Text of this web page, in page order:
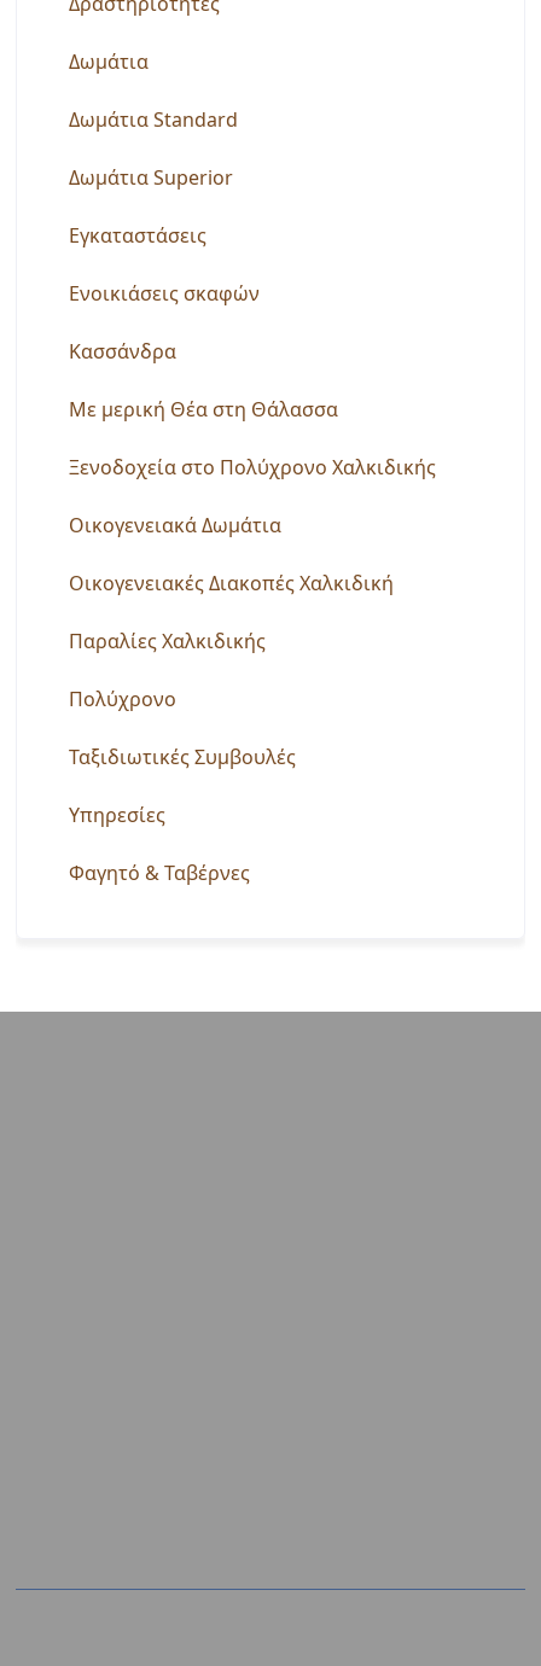
Δωμάτια
Δωμάτια Standard
Δωμάτια Superior
Εγκαταστάσεις
Ενοικιάσεις σκαφών
Κασσάνδρα
Με μερική Θέα στη Θάλασσα
Ξενοδοχεία στο Πολύχρονο Χαλκιδικής
Οικογενειακά Δωμάτια
Οικογενειακές Διακοπές Χαλκιδική
Παραλίες Χαλκιδικής
Πολύχρονο
Ταξιδιωτικές Συμβουλές
Υπηρεσίες
Φαγητό & Ταβέρνες